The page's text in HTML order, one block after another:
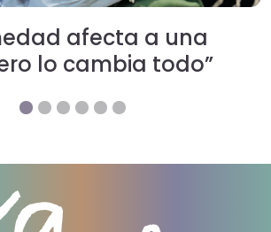
afecta a una
lo cambia todo”